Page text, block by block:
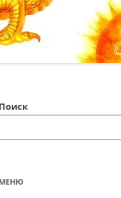
Поиск
МЕНЮ